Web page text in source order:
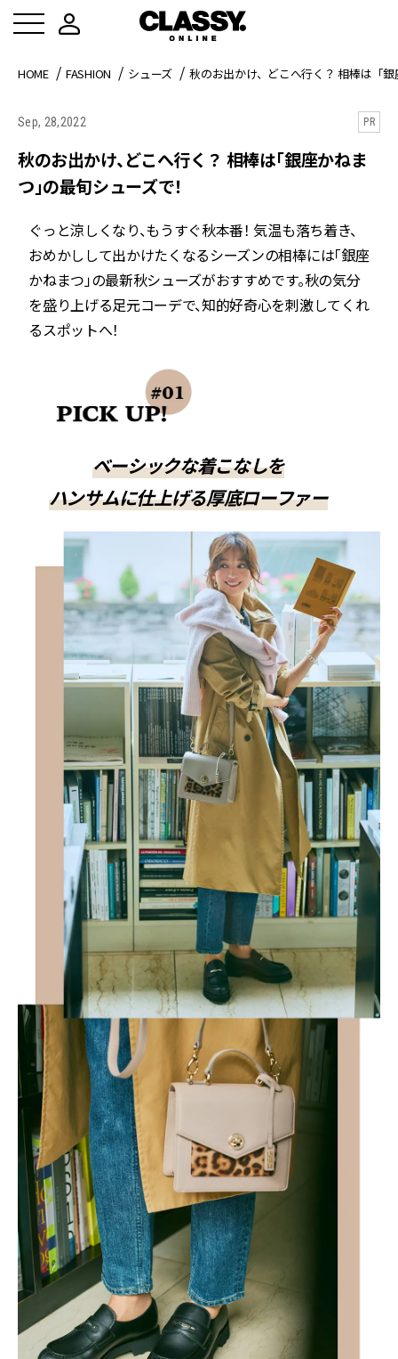
HOME FASHION シューズ 秋のお出かけ、どこへ行く？ 相棒は「
Sep, 28,2022 PR
秋のお出かけ、どこへ行く？ 相棒は「銀座かねま
つ」の最旬シューズで！
ぐっと涼しくなり、もうすぐ秋本番！ 気温も落ち着き、
おめかしして出かけたくなるシーズンの相棒には「銀座
かねまつ」の最新秋シューズがおすすめです。秋の気分
を盛り上げる足元コーデで、知的好奇心を刺激してくれ
るスポットへ！
ベーシックな着こなしを
ハンサムに仕上げる厚底ローファー